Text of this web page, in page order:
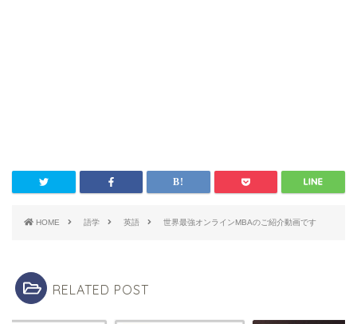
HOME 語学 英語 世界最強オンラインMBAのご紹介動画です
RELATED POST